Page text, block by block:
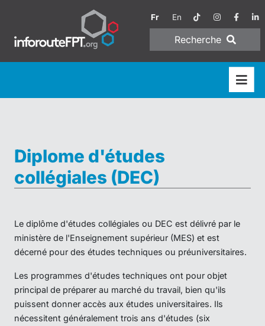
Fr En
Recherche
Diplome d'études
collégiales (DEC)
Le diplôme d'études collégiales ou DEC est délivré par le
ministère de l'Enseignement supérieur (MES) et est
décerné pour des études techniques ou préuniversitaires.
Les programmes d'études techniques ont pour objet
principal de préparer au marché du travail, bien qu'ils
puissent donner accès aux études universitaires. Ils
nécessitent généralement trois ans d'études (six